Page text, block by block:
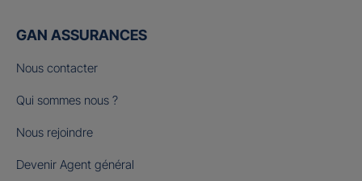
GAN ASSURANCES
Nous contacter
Qui sommes nous ?
Nous rejoindre
Devenir Agent général